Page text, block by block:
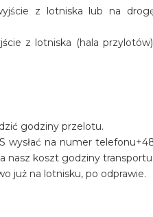
z lotniska lub na
z lotniska (hala
godziny przelotu.
wysłać na numer
nasz koszt godziny transportu.
już na lotnisku, po odprawie.